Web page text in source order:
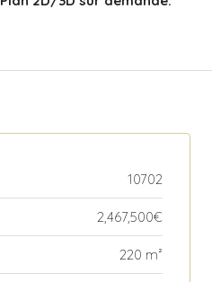
10702
2,467,500€
220 m²